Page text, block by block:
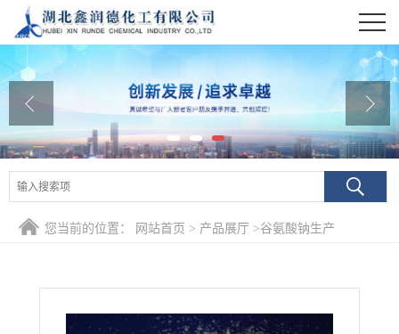
公司首页
公司介绍
公司动态
产品展厅
证书荣誉
您当前的位置： 网站首页 > 产品展厅 >谷氨酸钠生产